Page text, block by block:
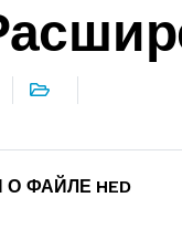
ФАЙЛЕ HED